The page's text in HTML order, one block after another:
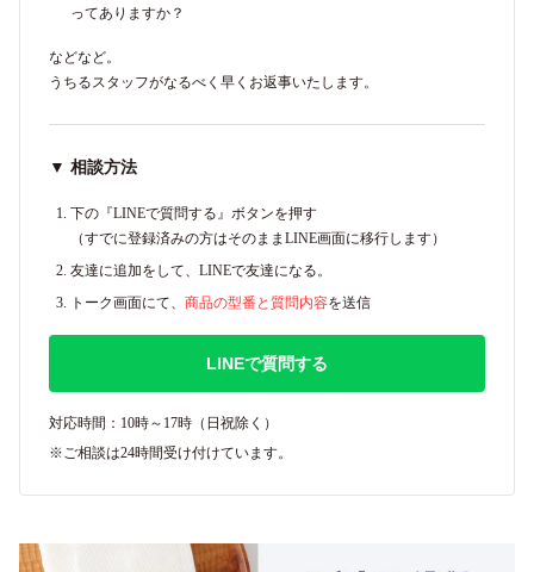
ってありますか？
などなど。
うちるスタッフがなるべく早くお返事いたします。
▼ 相談方法
下の『LINEで質問する』ボタンを押す
（すでに登録済みの方はそのままLINE画面に移行します）
友達に追加をして、LINEで友達になる。
トーク画面にて、 商品の型番と質問内容を送信
LINEで質問する
対応時間：10時～17時（日祝除く）
※ご相談は24時間受け付けています。